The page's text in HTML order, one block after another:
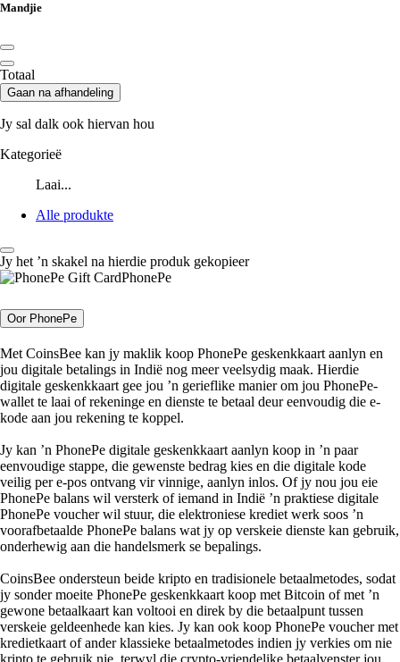
Mandjie
Totaal
Gaan na afhandeling
Jy sal dalk ook hiervan hou
Kategorieë
Laai...
Alle produkte
Jy het ’n skakel na hierdie produk gekopieer
PhonePe
Oor PhonePe
Met CoinsBee kan jy maklik koop PhonePe geskenkkaart aanlyn en
jou digitale betalings in Indië nog meer veelsydig maak. Hierdie
digitale geskenkkaart gee jou ’n gerieflike manier om jou PhonePe-
wallet te laai of rekeninge en dienste te betaal deur eenvoudig die e-
kode aan jou rekening te koppel.
Jy kan ’n PhonePe digitale geskenkkaart aanlyn koop in ’n paar
eenvoudige stappe, die gewenste bedrag kies en die digitale kode
veilig per e-pos ontvang vir vinnige, aanlyn inlos. Of jy nou jou eie
PhonePe balans wil versterk of iemand in Indië ’n praktiese digitale
PhonePe voucher wil stuur, die elektroniese krediet werk soos ’n
voorafbetaalde PhonePe balans wat jy op verskeie dienste kan gebruik,
onderhewig aan die handelsmerk se bepalings.
CoinsBee ondersteun beide kripto en tradisionele betaalmetodes, sodat
jy sonder moeite PhonePe geskenkkaart koop met Bitcoin of met ’n
gewone betaalkaart kan voltooi en direk by die betaalpunt tussen
verskeie geldeenhede kan kies. Jy kan ook koop PhonePe voucher met
kredietkaart of ander klassieke betaalmetodes indien jy verkies om nie
kripto te gebruik nie, terwyl die crypto-vriendelike betaalvenster jou